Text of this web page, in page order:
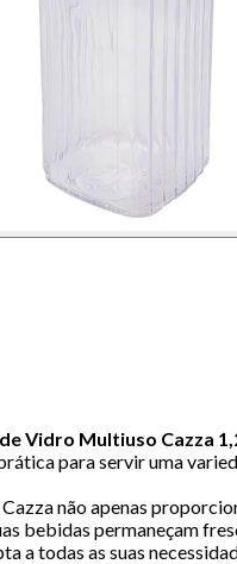
Vidro Multiuso Cazza
para servir uma
não apenas
bebidas permaneçam
a todas as suas